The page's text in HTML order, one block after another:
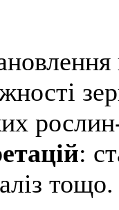
:
тощо.